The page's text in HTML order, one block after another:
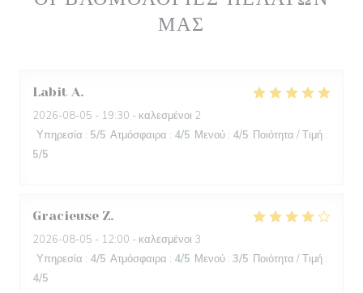
ΜΑΣ
Labit A
2026-08-05 - 19:30 - καλεσμένοι 2
Υπηρεσία : 5/5 Ατμόσφαιρα : 4/5 Μενού : 4/5 Ποιότητα / Τιμή :
5/5
Gracieuse Z
2026-08-05 - 12:00 - καλεσμένοι 3
Υπηρεσία : 4/5 Ατμόσφαιρα : 4/5 Μενού : 3/5 Ποιότητα / Τιμή :
4/5